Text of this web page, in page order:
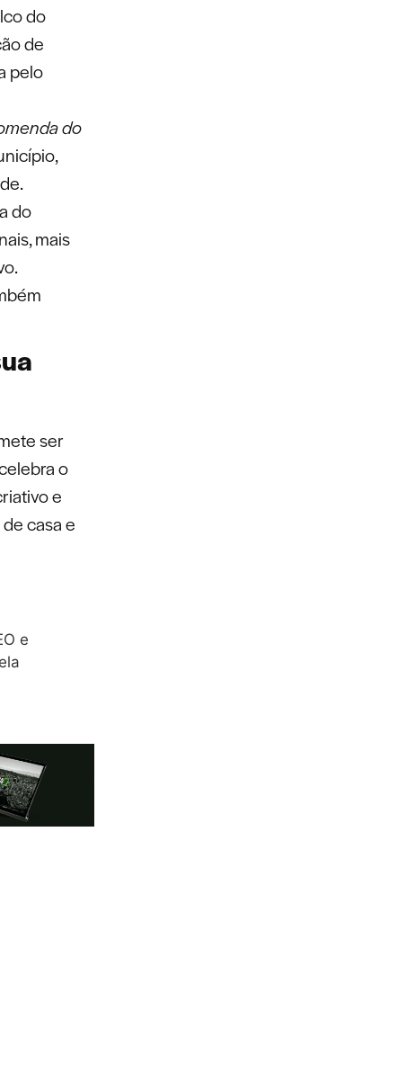
do
de
pelo
do
do
mais
ser
o
e
casa e
e